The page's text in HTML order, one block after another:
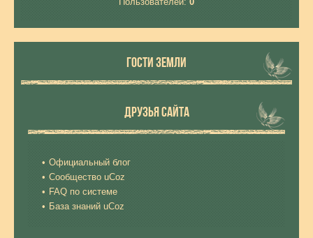
ГОСТИ ЗЕМЛИ
ДРУЗЬЯ САЙТА
Официальный блог
Сообщество uCoz
FAQ по системе
База знаний uCoz